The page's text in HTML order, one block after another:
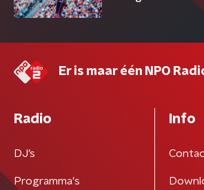
Er is maar één NPO
Radio
DJ’s
Programma's
Info